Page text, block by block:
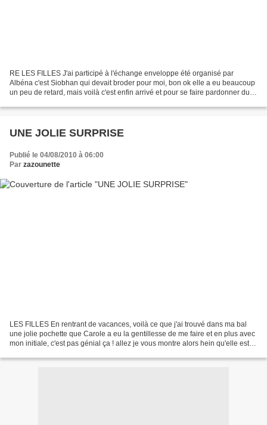
RE LES FILLES J'ai participé à l'échange enveloppe été organisé par
Albéna c'est Siobhan qui devait broder pour moi, bon ok elle a eu beaucoup
un peu de retard, mais voilà c'est enfin arrivé et pour se faire pardonner du
UNE JOLIE SURPRISE
Publié le 04/08/2010 à 06:00
Par zazounette
LES FILLES En rentrant de vacances, voilà ce que j'ai trouvé dans ma bal
une jolie pochette que Carole a eu la gentillesse de me faire et en plus avec
mon initiale, c'est pas génial ça ! allez je vous montre alors hein qu'elle est